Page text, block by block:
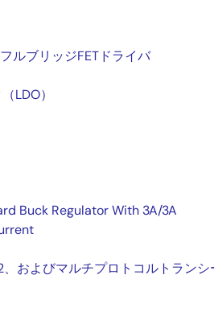
ルブリッジFETドライバ
LDO）
Buck Regulator With 3A/3A
およびマルチプロトコルトランシ